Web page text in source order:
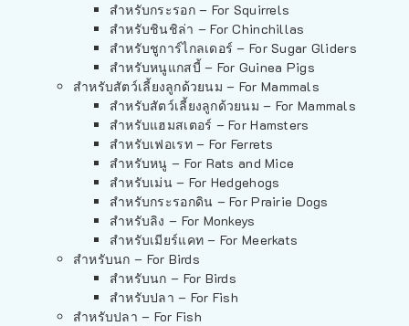
สำหรับกระรอก – For Squirrels
สำหรับชินชิล่า – For Chinchillas
สำหรับชูการ์ไกลเดอร์ – For Sugar Gliders
สำหรับหนูแกสบี้ – For Guinea Pigs
สำหรับสัตว์เลี้ยงลูกด้วยนม – For Mammals
สำหรับสัตว์เลี้ยงลูกด้วยนม – For Mammals
สำหรับแฮมสเตอร์ – For Hamsters
สำหรับเฟอเรท – For Ferrets
สำหรับหนู – For Rats and Mice
สำหรับเม่น – For Hedgehogs
สำหรับกระรอกดิน – For Prairie Dogs
สำหรับลิง – For Monkeys
สำหรับเมียร์แคท – For Meerkats
สำหรับนก – For Birds
สำหรับนก – For Birds
สำหรับปลา – For Fish
สำหรับปลา – For Fish